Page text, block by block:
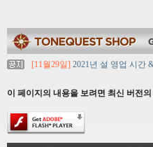
[11월29일] 2021년 설 영업 시간
[11월29일]톤퀘스트 10월 휴무
[11월29일]
톤퀘스트쇼핑몰 리뉴
이 페이지의 내용을 보려면 최신 버전